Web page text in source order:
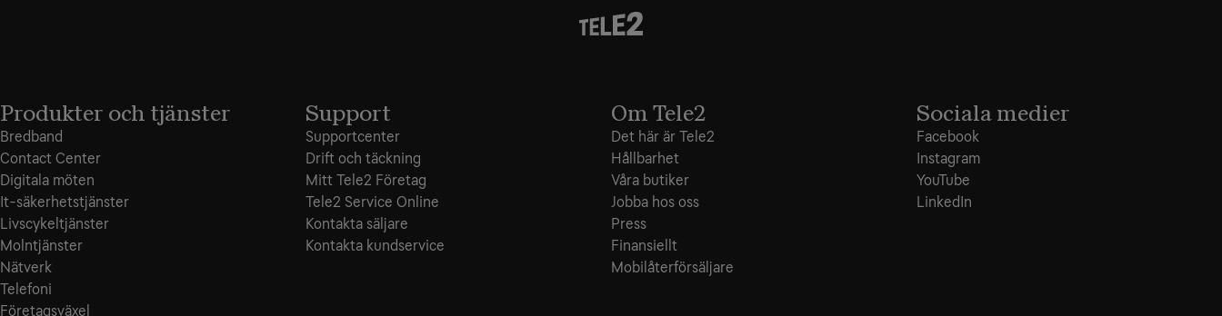
Produkter och tjänster
Bredband
Contact Center
Digitala möten
It-säkerhetstjänster
Livscykeltjänster
Molntjänster
Nätverk
Telefoni
Företagsväxel
Support
Supportcenter
Drift och täckning
Mitt Tele2 Företag
Tele2 Service Online
Kontakta säljare
Kontakta kundservice
Om Tele2
Det här är Tele2
Hållbarhet
Våra butiker
Jobba hos oss
Press
Finansiellt
Mobilåterförsäljare
Sociala medier
Facebook
Instagram
YouTube
LinkedIn